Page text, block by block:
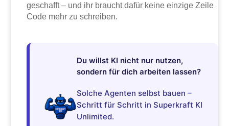
geschafft – und ihr braucht dafür keine einzige Zeile
Code mehr zu schreiben.
Du willst KI nicht nur nutzen,
sondern für dich arbeiten lassen?
Solche Agenten selbst bauen –
Schritt für Schritt in Superkraft KI
Unlimited.